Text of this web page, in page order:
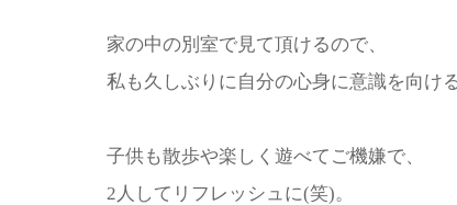
家の中の別室で見て頂けるので、
私も久しぶりに自分の心身に意識を向け
子供も散歩や楽しく遊べてご機嫌で、
2人してリフレッシュに(笑)。